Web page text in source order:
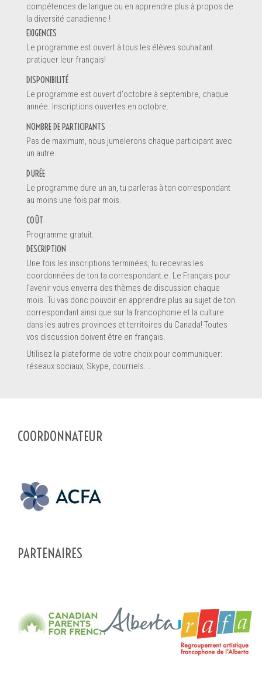
Message *
En soumettant ce formulaire, vous envoyez un message
directement au pourvoyeur de service de ce profil. Les informations
soumises sont complètes et permettront au pourvoyeur de
comprendre votre demande.
SOUMETTRE LE FORMULAIRE
compétences de langue ou en apprendre plus à propos de
la diversité canadienne !
EXIGENCES
Le programme est ouvert à tous les élèves souhaitant
pratiquer leur français!
DISPONIBILITÉ
Le programme est ouvert d'octobre à septembre, chaque
année. Inscriptions ouvertes en octobre.
NOMBRE DE PARTICIPANTS
Pas de maximum, nous jumelerons chaque participant avec
un autre.
DURÉE
Le programme dure un an, tu parleras à ton correspondant
au moins une fois par mois.
COÛT
Programme gratuit.
DESCRIPTION
Une fois les inscriptions terminées, tu recevras les
coordonnées de ton.ta correspondant.e. Le Français pour
l'avenir vous enverra des thèmes de discussion chaque
mois. Tu vas donc pouvoir en apprendre plus au sujet de ton
correspondant ainsi que sur la francophonie et la culture
dans les autres provinces et territoires du Canada! Toutes
vos discussion doivent être en français.
Utilisez la plateforme de votre choix pour communiquer:
réseaux sociaux, Skype, courriels...
COORDONNATEUR
PARTENAIRES